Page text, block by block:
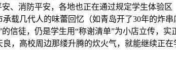
、消防平安，各地也正在通过规定学生体验
载几代人的味蕾回忆（如青岛开了30年的炸
信徒，仍是学生用“称谢清单”为小店立传，
，高校周边那缕升腾的炊火气，就能继续正